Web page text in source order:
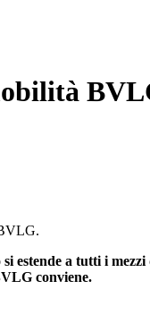
si estende a tutti i
conviene.